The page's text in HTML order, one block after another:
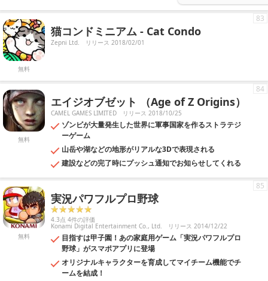
無料
猫コンドミニアム - Cat Condo
Zepni Ltd. リリース 2018/02/01
83
無料
エイジオブゼット （Age of Z Origins）
CAMEL GAMES LIMITED リリース 2018/10/25
ゾンビが大量発生した世界に軍事国家を作るストラテジ
ーゲーム
山岳や湖などの地形がリアルな3Dで表現される
建設などの完了時にプッシュ通知でお知らせしてくれる
84
無料
実況パワフルプロ野球
4.3点 4件の評価
Konami Digital Entertainment Co., Ltd. リリース 2014/12/22
目指すは甲子園！あの家庭用ゲーム「実況パワフルプロ
野球」がスマポアプリに登場
オリジナルキャラクターを育成してマイチーム機能でチ
ームを結成！
85